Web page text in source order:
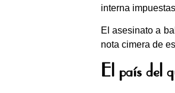
interna
El asesinato a
nota cimera de
El país del